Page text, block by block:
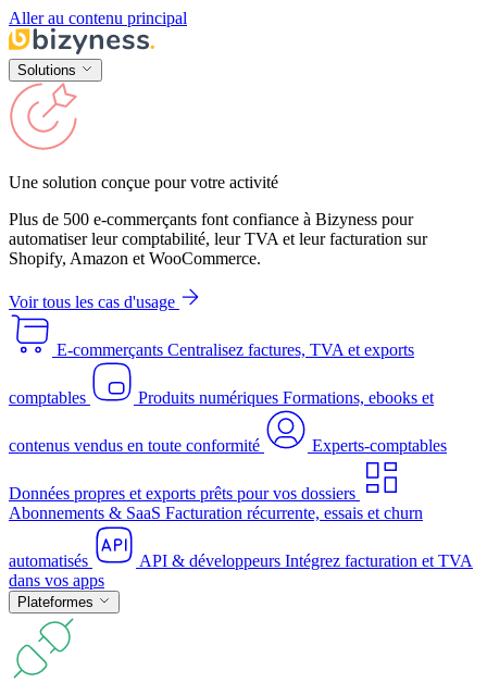
Aller au contenu principal
Solutions
Une solution conçue pour votre activité
Plus de 500 e-commerçants font confiance à Bizyness pour
automatiser leur comptabilité, leur TVA et leur facturation sur
Shopify, Amazon et WooCommerce.
Voir tous les cas d'usage
E-commerçants Centralisez factures, TVA et exports
comptables Produits numériques Formations, ebooks et
contenus vendus en toute conformité Experts-comptables
Données propres et exports prêts pour vos dossiers
Abonnements & SaaS Facturation récurrente, essais et churn
automatisés API & développeurs Intégrez facturation et TVA
dans vos apps
Plateformes